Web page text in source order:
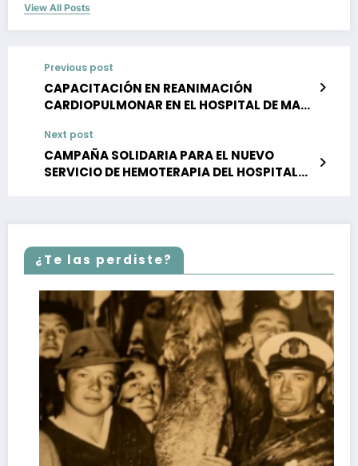
View All Posts
Previous post
CAPACITACIÓN EN REANIMACIÓN
CARDIOPULMONAR EN EL HOSPITAL DE MAR
Next post
CAMPAÑA SOLIDARIA PARA EL NUEVO
SERVICIO DE HEMOTERAPIA DEL HOSPITAL
¿Te las perdiste?